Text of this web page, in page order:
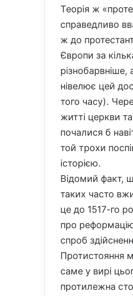
Теорія ж
справедливо
ж до
Європи за
нівелює цей
того часу).
житті церкви
почалися б
той трохи
історією.
Відомий факт,
таких часто
це до 1517-го
про
спроб
Протистояння
саме у вирі
протилежна